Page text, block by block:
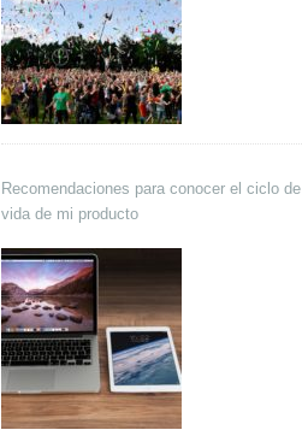
Recomendaciones para conocer el ciclo de
vida de mi producto